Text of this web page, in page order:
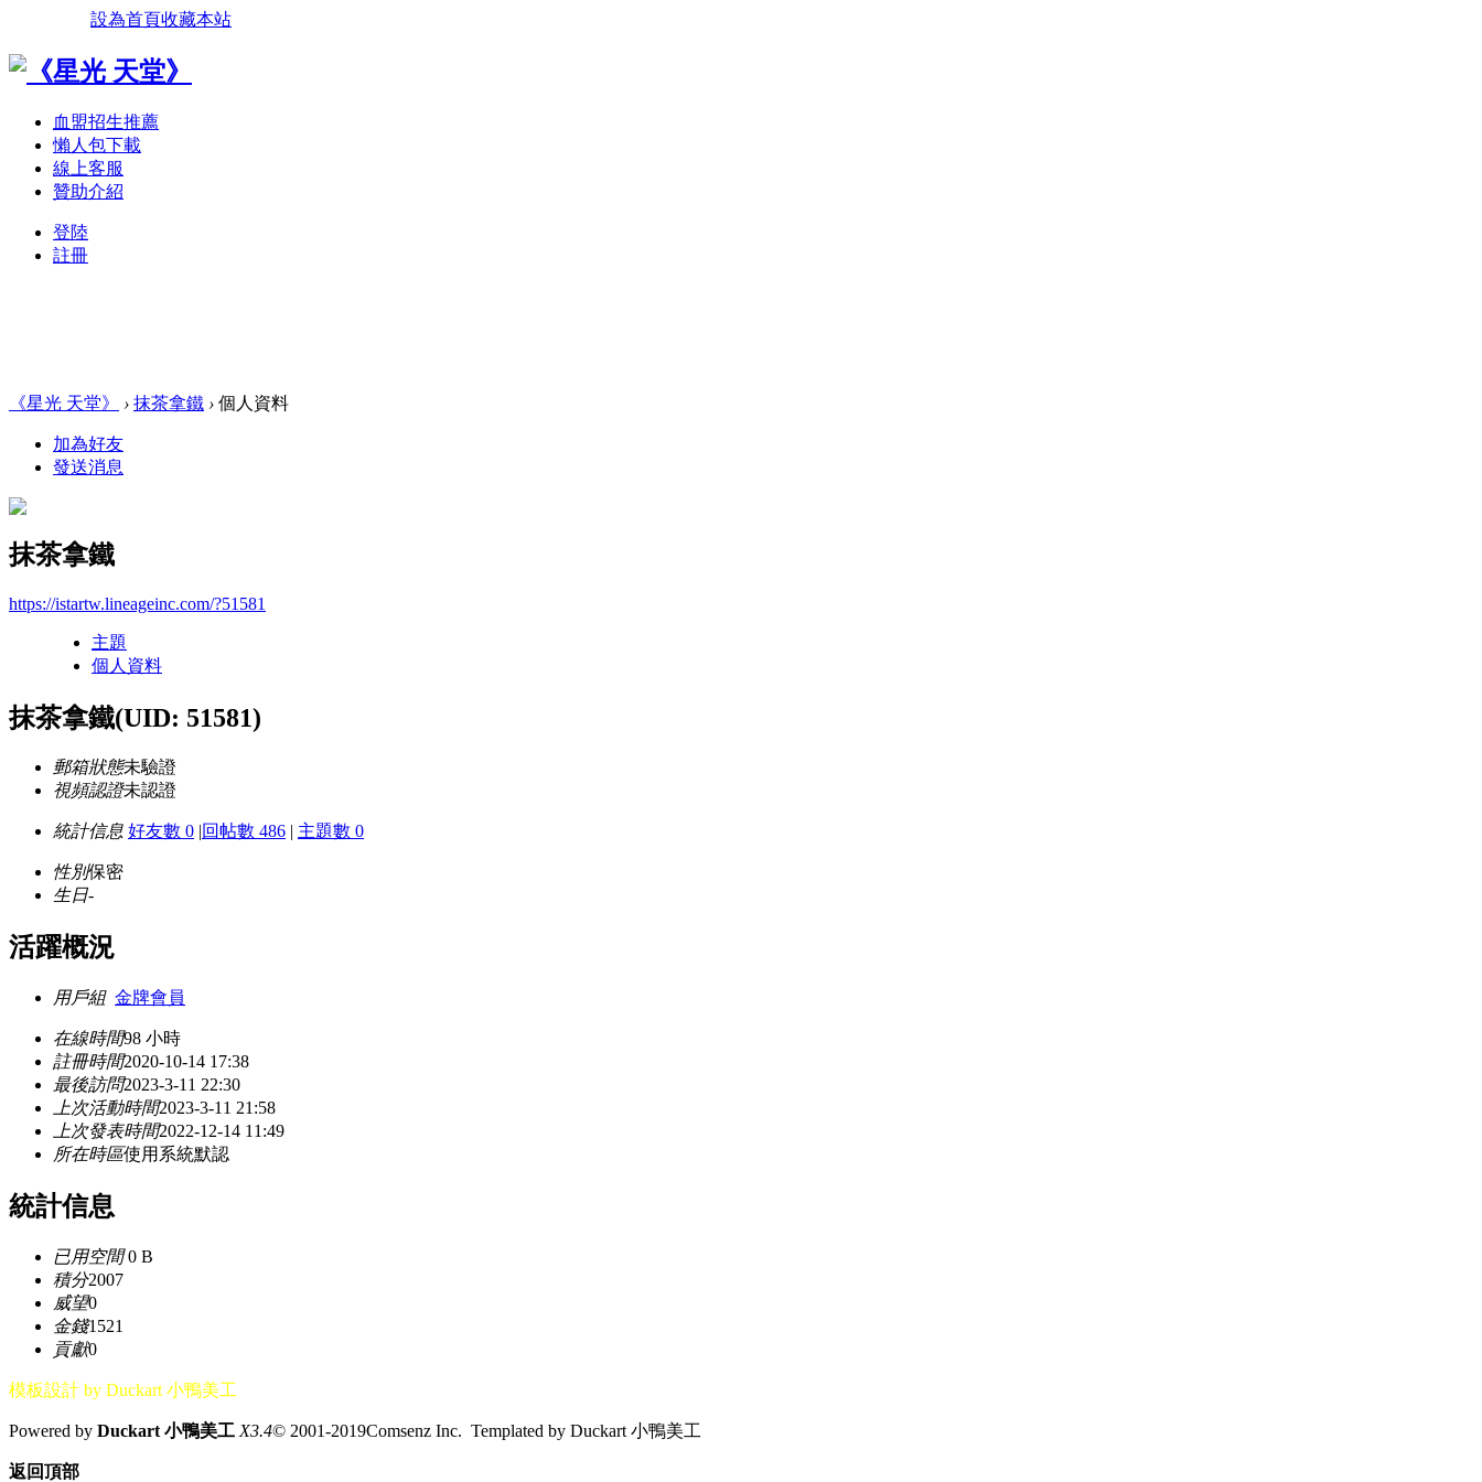
設為首頁收藏本站
血盟招生推薦
懶人包下載
線上客服
贊助介紹
登陸
註冊
《星光 天堂》 › 抹茶拿鐵 › 個人資料
加為好友
發送消息
抹茶拿鐵
https://istartw.lineageinc.com/?51581
主題
個人資料
抹茶拿鐵(UID: 51581)
郵箱狀態未驗證
視頻認證未認證
統計信息 好友數 0 |回帖數 486 | 主題數 0
性別保密
生日-
活躍概況
用戶組 金牌會員
在線時間98 小時
註冊時間2020-10-14 17:38
最後訪問2023-3-11 22:30
上次活動時間2023-3-11 21:58
上次發表時間2022-12-14 11:49
所在時區使用系統默認
統計信息
已用空間0 B
積分2007
威望0
金錢1521
貢獻0
模板設計 by Duckart 小鴨美工
Powered by Duckart 小鴨美工 X3.4© 2001-2019Comsenz Inc. Templated by Duckart 小鴨美工
返回頂部